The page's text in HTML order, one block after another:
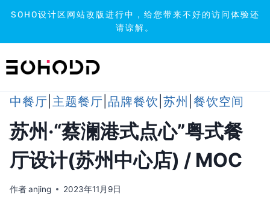
SOHO设计区网站改版进行中，给您带来不好的访问体验还
请谅解。
到
中餐厅 主题餐厅 品牌餐饮 苏州 餐饮空间
苏州·“蔡澜港式点心”粤式餐
厅设计(苏州中心店) / MOC
作者anjing 2023年11月9日